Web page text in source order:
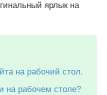
ярлык на
на рабочий стол.
на рабочем столе?